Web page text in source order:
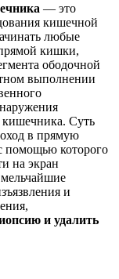
— это
кишечной
любые
кишки,
ободочной
выполнении
кишечника. Суть
в прямую
помощью которого
на экран
и
и удалить